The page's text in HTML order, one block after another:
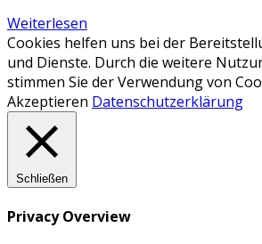
Weiterlesen
Cookies helfen uns bei der
und Dienste. Durch die weitere
stimmen Sie der Verwendung von
Akzeptieren Datenschutzerklärung
Schließen
Privacy Overview